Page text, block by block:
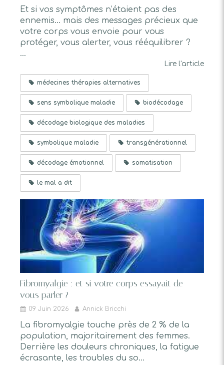
Et si vos symptômes n’étaient pas des
ennemis… mais des messages précieux que
votre corps vous envoie pour vous
protéger, vous alerter, vous rééquilibrer ?
...
Lire l'article
médecines thérapies alternatives
sens symbolique maladie biodécodage
décodage biologique des maladies
symbolique maladie transgénérationnel
décodage émotionnel somatisation
le mal a dit
Fibromyalgie : et si votre corps essayait de
vous parler ?
09 Juin 2026 Annick Bricchi
La fibromyalgie touche près de 2 % de la
population, majoritairement des femmes.
Derrière les douleurs chroniques, la fatigue
écrasante, les troubles du so...